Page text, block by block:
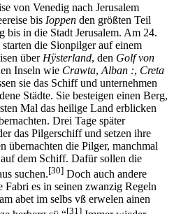
von Venedig nach Jerusalem
bis Ioppen den größten Teil
bis in die Stadt Jerusalem. Am 24.
die Sionpilger auf einem
über Hÿsterland, den Golf von
Inseln wie Crawta, Alban :, Creta
sie das Schiff und unternehmen
Städte. Sie besteigen einen Berg,
Mal das heilige Land erblicken
Drei Tage später
das Pilgerschiff und setzen ihre
übernachten die Pilger, manchmal
dem Schiff. Dafür sollen die
suchen.[30] Doch auch andere
es in seinen zwanzig Regeln
abet im selbs vß erwelen ainen
[31]